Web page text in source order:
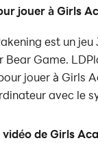
jouer à Girls
est un jeu
Bear Game.
jouer à Girls
avec le
pour vous
immersive dans
de Girls